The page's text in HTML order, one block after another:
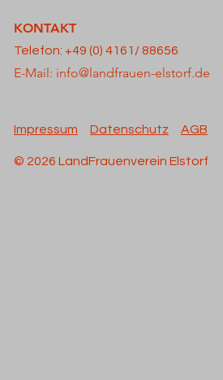
KONTAKT
Telefon: +49 (0) 4161/ 88656
E-Mail: info@landfrauen-elstorf.de
Impressum Datenschutz AGB
© 2026 LandFrauenverein Elstorf